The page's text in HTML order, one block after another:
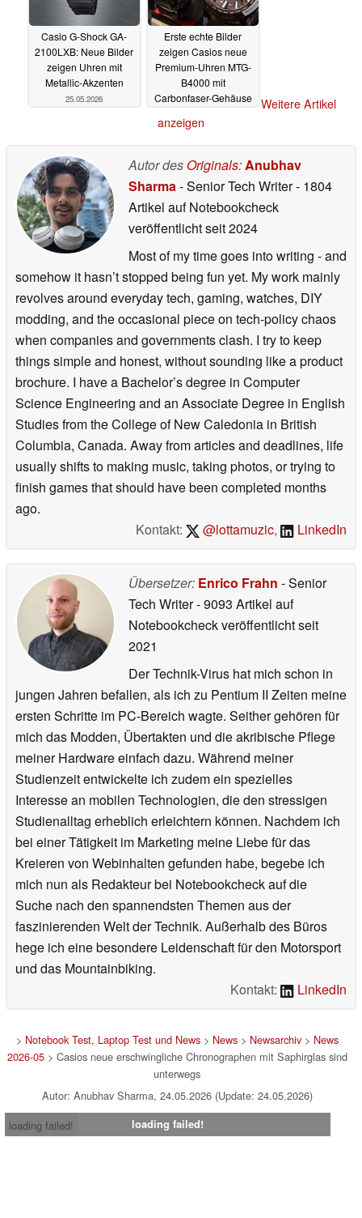
Casio G-Shock GA-
2100LXB: Neue Bilder
zeigen Uhren mit
Metallic-Akzenten
25.05.2026
Erste echte Bilder
zeigen Casios neue
Premium-Uhren MTG-
B4000 mit
Carbonfaser-Gehäuse
Weitere Artikel
anzeigen
Autor des Originals:Anubhav
Sharma- Senior Tech Writer- 1804
Artikel auf Notebookcheck
veröffentlichtseit 2024
Most of my time goes into writing - and
somehow it hasn’t stopped being fun yet. My work mainly
revolves around everyday tech, gaming, watches, DIY
modding, and the occasional piece on tech-policy chaos
when companies and governments clash. I try to keep
things simple and honest, without sounding like a product
brochure. I have a Bachelor’s degree in Computer
Science Engineering and an Associate Degree in English
Studies from the College of New Caledonia in British
Columbia, Canada. Away from articles and deadlines, life
usually shifts to making music, taking photos, or trying to
finish games that should have been completed months
ago.
Kontakt:
@lottamuzic, LinkedIn
Übersetzer: Enrico Frahn - Senior
Tech Writer- 9093 Artikel auf
Notebookcheck veröffentlichtseit
2021
Der Technik-Virus hat mich schon in
jungen Jahren befallen, als ich zu Pentium II Zeiten meine
ersten Schritte im PC-Bereich wagte. Seither gehören für
mich das Modden, Übertakten und die akribische Pflege
meiner Hardware einfach dazu. Während meiner
Studienzeit entwickelte ich zudem ein spezielles
Interesse an mobilen Technologien, die den stressigen
Studienalltag erheblich erleichtern können. Nachdem ich
bei einer Tätigkeit im Marketing meine Liebe für das
Kreieren von Webinhalten gefunden habe, begebe ich
mich nun als Redakteur bei Notebookcheck auf die
Suche nach den spannendsten Themen aus der
faszinierenden Welt der Technik. Außerhalb des Büros
hege ich eine besondere Leidenschaft für den Motorsport
und das Mountainbiking.
Kontakt:
LinkedIn
> Notebook Test, Laptop Test und News> News> Newsarchiv> News
2026-05> Casios neue erschwingliche Chronographen mit Saphirglas sind
unterwegs
Autor: Anubhav Sharma, 24.05.2026 (Update: 24.05.2026)
loading failed!
loading failed!